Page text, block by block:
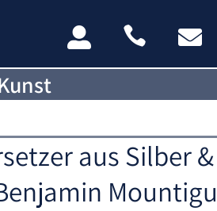
  
aus Silber &